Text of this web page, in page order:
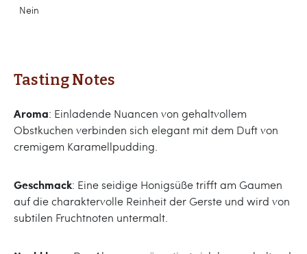
Nein
Tasting Notes
Aroma: Einladende Nuancen von gehaltvollem
Obstkuchen verbinden sich elegant mit dem Duft von
cremigem Karamellpudding.
Geschmack: Eine seidige Honigsüße trifft am Gaumen
auf die charaktervolle Reinheit der Gerste und wird von
subtilen Fruchtnoten untermalt.